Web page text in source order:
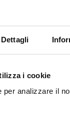
Dettagli
i cookie
per analizzare il
dei cipressi